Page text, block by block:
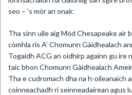
seo – ’s mòr an onair.
Tha sinn uile aig Mòd Chesapeake air
còmhla ris A’ Chomunn Gàidhealach
Togaidh ACG an oidhirp againn gu ìre
taic bhon Chomunn Gàidhealach
Tha e cudromach dha na h-oileanaich
coinneachadh ri seinneadairean agus